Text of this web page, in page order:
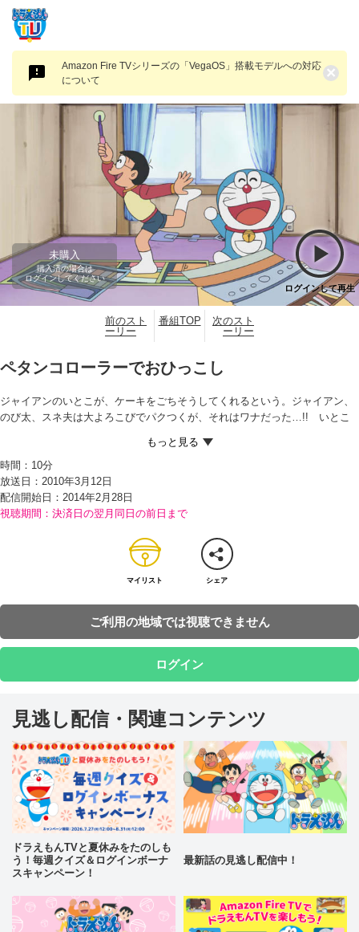
Amazon Fire TVシリーズの「VegaOS」搭載モデルへの対応
について
×
未購入
購入済の場合は
ログインしてください
ログインして再生
前のスト
ーリー
番組TOP
次のスト
ーリー
ペタンコローラーでおひっこし
ジャイアンのいとこが、ケーキをごちそうしてくれるという。ジャイアン、
のび太、スネ夫は大よろこびでパクつくが、それはワナだった…!! いとこ
の迫力を前に何も言えず、てつだいを引きうけるハメになった3人。ところ
が、いとこが出かけたすきに、ジャイアンとスネ夫が、のび太にすべてをお
しつけて帰ってしまう。 こまりはてたのび太が泣きつくと、ドラえもんはど
んなものでもペラペラのうすさにしちゃう道具『ペタンコローラー』を取り
だす。ペタンコローラーでひっこしはできるのか…!?
時間： 10分
放送日：2010年3月12日
配信開始日： 2014年2月28日
視聴期間：決済日の翌月同日の前日まで
マイリスト シェア
ご利用の地域では視聴できません
ログイン
見逃し配信・関連コンテンツ
ドラえもんTVと夏休みをたのしも
う！毎週クイズ＆ログインボーナ
スキャンペーン！
最新話の見逃し配信中！